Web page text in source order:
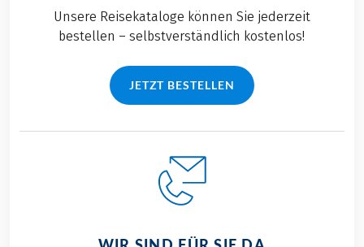
Unsere Reisekataloge können Sie jederzeit
bestellen – selbstverständlich kostenlos!
JETZT BESTELLEN